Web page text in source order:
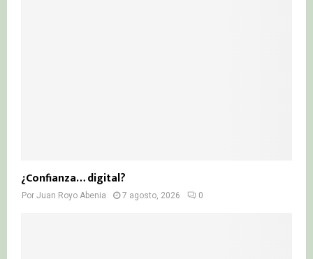
¿Confianza… digital?
Por Juan Royo Abenia 7 agosto, 2026 0